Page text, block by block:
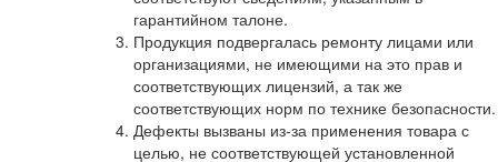
гарантийном талоне.
Продукция подвергалась ремонту лицами или
организациями, не имеющими на это прав и
соответствующих лицензий, а так же
соответствующих норм по технике безопасности.
Дефекты вызваны из-за применения товара с
целью, не соответствующей установленной